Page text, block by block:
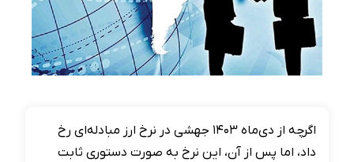
اگرچه از دی‌ماه ۱۴۰۳ جهشی در نرخ ارز مبادله‌ای رخ
داد، اما پس از آن، این نرخ به صورت دستوری ثابت